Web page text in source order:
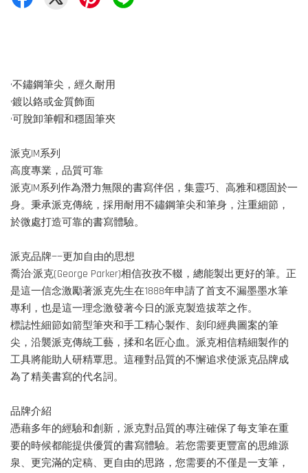
•不鏽鋼筆尖，經久耐用
•鍍以鉻或金質飾面
•可脫卸筆帽和穩固筆夾
派克IM系列
高度專業，品質可靠
派克IM系列作為潛力無限的書寫伴侶，集靈巧、高雅和穩固於一
身。秉承派克傳統，採用耐用不鏽鋼筆尖和筆身，注重細節，
於微處打造可靠的書寫體驗。
派克品牌——更加自由的思想
喬治·派克(George Parker)相信孜孜不輟，總能製出更好的筆。正
是這一信念激勵著派克先生在1888年申請了首支不漏墨墨水筆
專利，也是這一理念激發著今日的派克製造拔萃之作。
標誌性細節如箭型筆夾和手工精心製作、刻印經典圖案的筆
尖，沿襲派克傳統工藝，揉和名匠心血。派克相信精細製作的
工具將能助人研精覃思。這種對品質的不懈追求使派克品牌成
為了精美書寫的代名詞。
品牌介紹
憑藉多年的經驗和創新，派克對品質的專注確保了每支筆在重
要的時候都能提供優質的書寫體驗。若您需要更豐富的思維源
泉、更完滿的定稿、更自由的思路，您需要的不僅是一支筆，